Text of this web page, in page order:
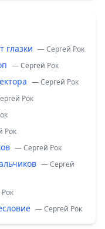
глазки — Сергей Рок
— Сергей Рок
— Сергей Рок
Рок
Рок
— Сергей Рок
— Сергей
— Сергей Рок